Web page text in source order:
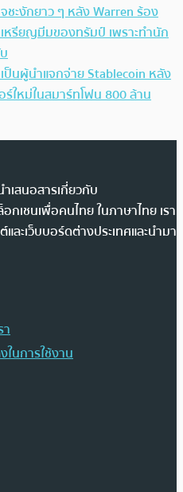
ชะงักยาว ๆ หลัง Warren ร้อง
หรียญมีมของทรัมป์ เพราะทำนัก
ป็นผู้นำแจกจ่าย Stablecoin หลัง
ร์ใหม่ในสมาร์ทโฟน 800 ล้าน
เสนอสารเกี่ยวกับ
กเชนเพื่อคนไทย ในภาษาไทย เรา
ละเว็บบอร์ดต่างประเทศและนำมา
า
นการใช้งาน